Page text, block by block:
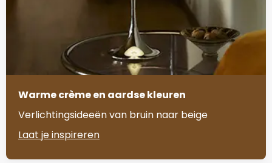
Warme crème en aardse kleuren
Verlichtingsideeën van bruin naar beige
Laat je inspireren